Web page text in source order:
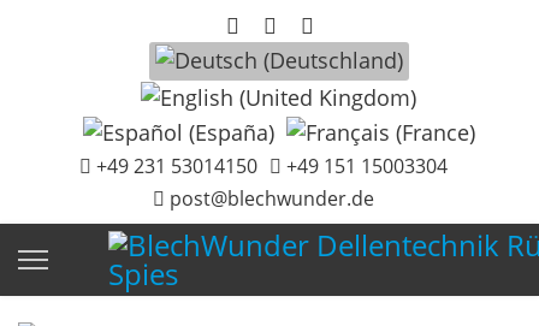
Sprache auswählen
+49 231 53014150
+49 151 15003304
post@blechwunder.de